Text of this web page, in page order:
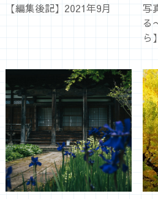
【編集後記】2021年9月
写
る
ら】